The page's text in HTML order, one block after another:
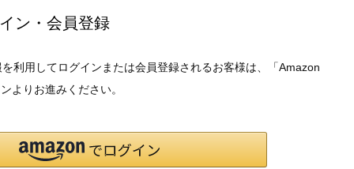
ン・会員登録
利用してログインまたは会員登録されるお客様は、「Amazon
よりお進みください。